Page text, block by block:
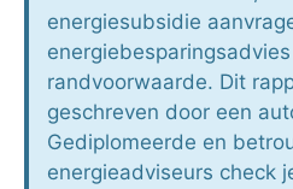
energiesubsidie
randvoorwaarde. Dit
geschreven door een
Gediplomeerde en
energieadviseurs check